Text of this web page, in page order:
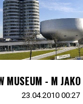
MUSEUM - M
23.04.2010 00:27